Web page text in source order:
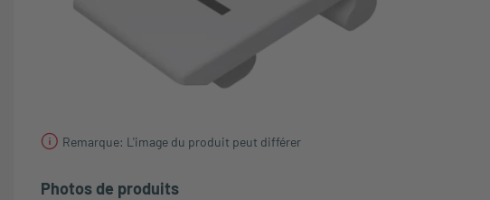
Remarque: L'image du produit peut différer
Photos de produits